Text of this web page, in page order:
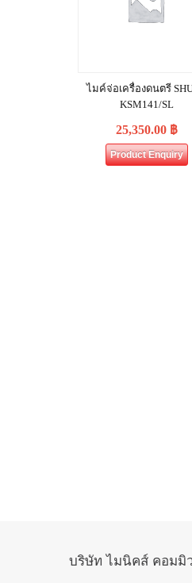
ไมค์จ่อเครื่องดนตรี
KSM141/SL
25,350.00 ฿
Product Enquiry
บริษัท ไมนิคส์ คอมมิ